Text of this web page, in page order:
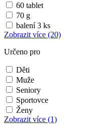
60 tablet
70 g
balení 3 ks
Zobrazit více (20)
Určeno pro
Děti
Muže
Seniory
Sportovce
Ženy
Zobrazit více (1)